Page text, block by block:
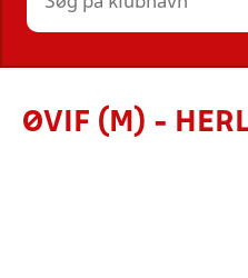
ØVIF (M) -